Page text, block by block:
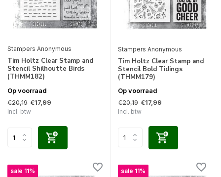
Stampers Anonymous
Tim Holtz Clear Stamp and
Stencil Shilhoutte Birds
(THMM182)
Op voorraad
€20,19 €17,99
Incl. btw
Stampers Anonymous
Tim Holtz Clear Stamp and
Stencil Bold Tidings
(THMM179)
Op voorraad
€20,19 €17,99
Incl. btw
sale 11% sale 11%